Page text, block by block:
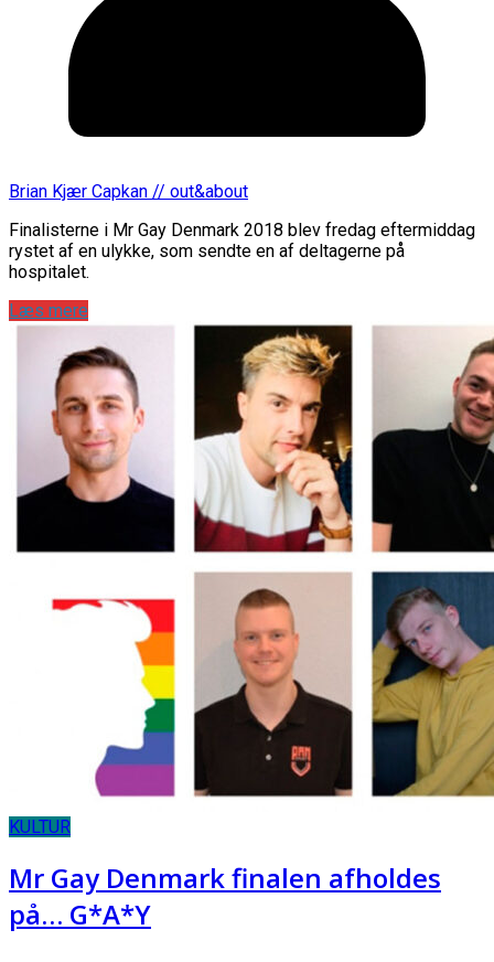
Brian Kjær Capkan // out&about
Finalisterne i Mr Gay Denmark 2018 blev fredag eftermiddag
rystet af en ulykke, som sendte en af deltagerne på
hospitalet.
Læs mere
KULTUR
Mr Gay Denmark finalen afholdes
på… G*A*Y